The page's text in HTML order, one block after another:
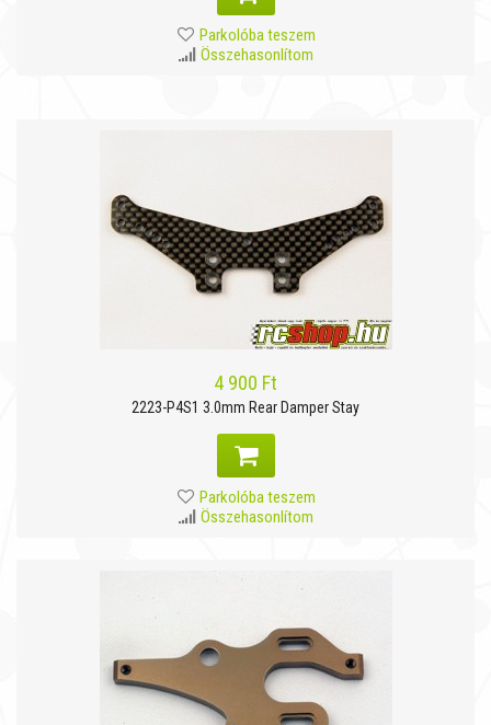
Parkolóba teszem
Összehasonlítom
4 900 Ft
2223-P4S1 3.0mm Rear Damper Stay
Parkolóba teszem
Összehasonlítom